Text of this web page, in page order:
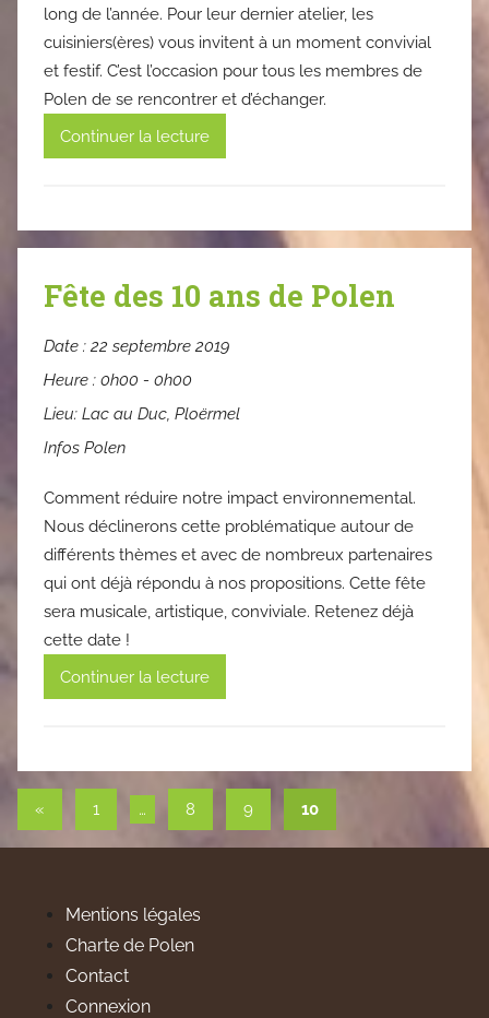
long de l’année. Pour leur dernier atelier, les
cuisiniers(ères) vous invitent à un moment convivial
et festif. C’est l’occasion pour tous les membres de
Polen de se rencontrer et d’échanger.
Continuer la lecture
Fête des 10 ans de Polen
Date :22 septembre 2019
Heure : 0h00 - 0h00
Lieu: Lac au Duc, Ploërmel
Infos Polen
Comment réduire notre impact environnemental.
Nous déclinerons cette problématique autour de
différents thèmes et avec de nombreux partenaires
qui ont déjà répondu à nos propositions. Cette fête
sera musicale, artistique, conviviale. Retenez déjà
cette date !
Continuer la lecture
Pagination
des
« Publications
précédentes
1 … 8 9 10
Mentions légales
Charte de Polen
Contact
Connexion